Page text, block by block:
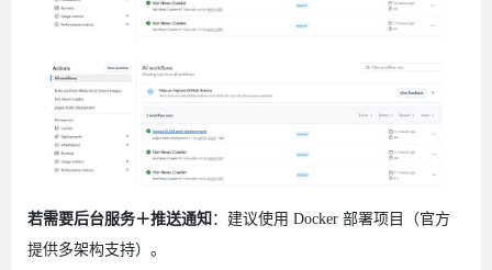
若需要后台服务＋推送通知 ：建议使用 Docker 部署项目（官方
提供多架构支持）。